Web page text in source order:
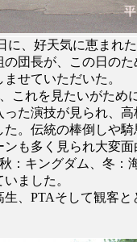
に、好天気に恵まれ
団長が、この日の
せていただいた。
これを見たいがため
た演技が見られ、
。伝統の棒倒しや
も多く見られ大変
：キングダム、冬：
ました。
、PTAそして観客と